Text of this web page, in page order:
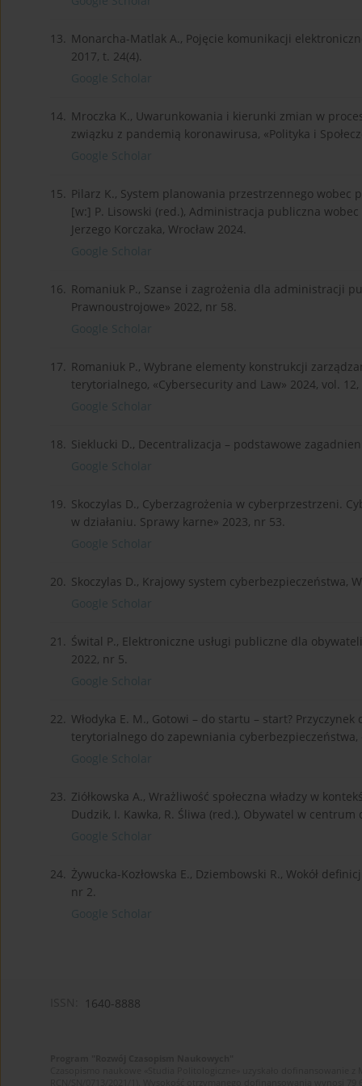
13. Monarcha-Matlak A., Pojęcie komunikacji
2017, t. 24(4).
Google Scholar
14. Mroczka K., Uwarunkowania i kierunki zmian w
związku z pandemią koronawirusa, «Polityka i
Google Scholar
15. Pilarz K., System planowania przestrzennego
[w:] P. Lisowski (red.), Administracja publiczna
Jerzego Korczaka, Wrocław 2024.
Google Scholar
16. Romaniuk P., Szanse i zagrożenia dla administracji
Prawnoustrojowe» 2022, nr 58.
Google Scholar
17. Romaniuk P., Wybrane elementy konstrukcji
terytorialnego, «Cybersecurity and Law» 2024, vol. 12,
Google Scholar
18. Sieklucki D., Decentralizacja – podstawowe
Google Scholar
19. Skoczylas D., Cyberzagrożenia w cyberprzestrzeni.
w działaniu. Sprawy karne» 2023, nr 53.
Google Scholar
20. Skoczylas D., Krajowy system cyberbezpieczeństwa,
Google Scholar
21. Śwital P., Elektroniczne usługi publiczne dla
2022, nr 5.
Google Scholar
22. Włodyka E. M., Gotowi – do startu – start?
terytorialnego do zapewniania cyberbezpieczeństwa,
Google Scholar
23. Ziółkowska A., Wrażliwość społeczna władzy w
Dudzik, I. Kawka, R. Śliwa (red.), Obywatel w
Google Scholar
24. Żywucka-Kozłowska E., Dziembowski R., Wokół
nr 2.
Google Scholar
1640-8888